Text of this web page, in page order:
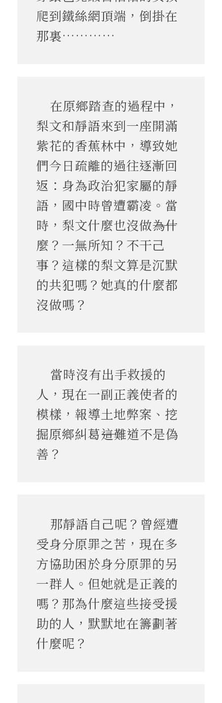
爬到鐵絲網頂端，倒掛在
那裏…………
在原鄉踏查的過程中，
梨文和靜語來到一座開滿
紫花的香蕉林中，導致她
們今日疏離的過往逐漸回
返：身為政治犯家屬的靜
語，國中時曾遭霸凌。當
時，梨文什麼也沒做――為什
麼？一無所知？不干己
事？這樣的梨文算是沉默
的共犯嗎？她真的什麼都
沒做嗎？
當時沒有出手救援的
人，現在一副正義使者的
模樣，報導土地弊案、挖
掘原鄉糾葛――這難道不是偽
善？
那靜語自己呢？曾經遭
受身分原罪之苦，現在多
方協助困於身分原罪的另
一群人。但她就是正義的
嗎？那為什麼這些接受援
助的人，默默地在籌劃著
什麼呢？